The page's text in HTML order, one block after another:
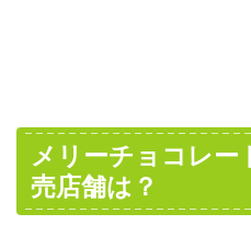
メリーチョコレー
売店舗は？